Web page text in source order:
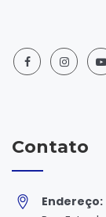
Contato
Endereço: